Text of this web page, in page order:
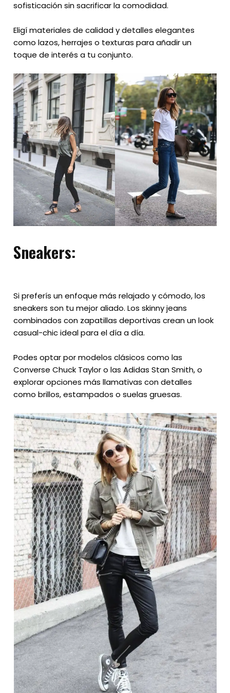
sofisticación sin sacrificar la comodidad.
Eligí materiales de calidad y detalles elegantes
como lazos, herrajes o texturas para añadir un
toque de interés a tu conjunto.
Sneakers:
Si preferís un enfoque más relajado y cómodo, los
sneakers son tu mejor aliado. Los skinny jeans
combinados con zapatillas deportivas crean un look
casual-chic ideal para el día a día.
Podes optar por modelos clásicos como las
Converse Chuck Taylor o las Adidas Stan Smith, o
explorar opciones más llamativas con detalles
como brillos, estampados o suelas gruesas.